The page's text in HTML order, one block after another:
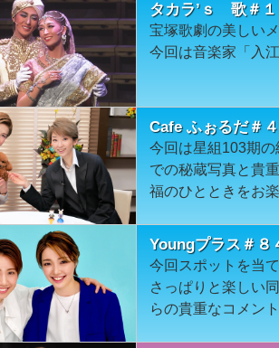
タカラ’ｓ 歌＃１
宝塚歌劇の美しい
今回は音楽家「入
Cafe ふぉるだ＃
今回は星組103期
での秘蔵写真と貴
福のひとときをお楽
Youngプラス＃８
今回スポットを当
さっぱりと楽しい
らの貴重なコメン